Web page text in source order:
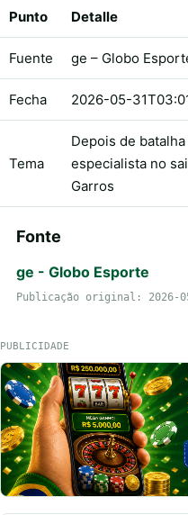
Punto Detalle
Fuente ge – Globo
Fecha 2026-05-
Tema
Depois de
especialista no
Garros
Fonte
ge - Globo Esporte
Publicação original: 2026-
PUBLICIDADE